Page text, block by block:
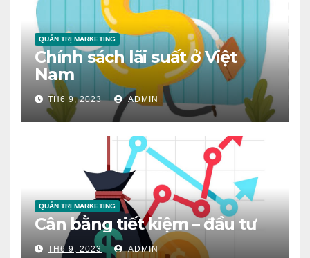
QUẢN TRỊ MARKETING
Chính sách lãi suất ở Việt
Nam
TH6 9, 2023 ADMIN
QUẢN TRỊ MARKETING
Cân bằng tiết kiệm – đầu tư
TH6 9, 2023 ADMIN